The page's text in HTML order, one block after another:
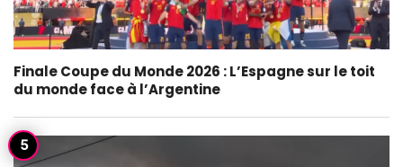
Finale Coupe du Monde 2026 : L’Espagne sur le toit
du monde face à l’Argentine